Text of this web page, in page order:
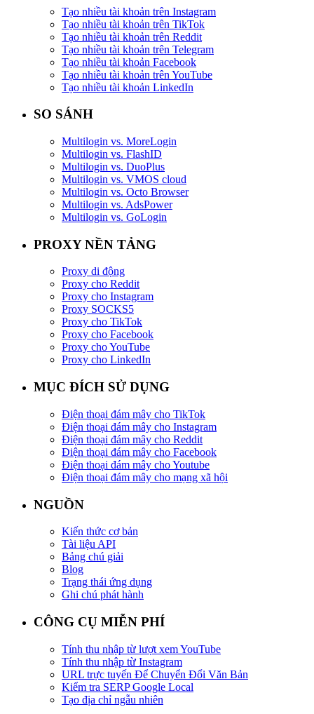
Tạo nhiều tài khoản trên Instagram
Tạo nhiều tài khoản trên TikTok
Tạo nhiều tài khoản trên Reddit
Tạo nhiều tài khoản trên Telegram
Tạo nhiều tài khoản Facebook
Tạo nhiều tài khoản trên YouTube
Tạo nhiều tài khoản LinkedIn
SO SÁNH
Multilogin vs. MoreLogin
Multilogin vs. FlashID
Multilogin vs. DuoPlus
Multilogin vs. VMOS cloud
Multilogin vs. Octo Browser
Multilogin vs. AdsPower
Multilogin vs. GoLogin
PROXY NỀN TẢNG
Proxy di động
Proxy cho Reddit
Proxy cho Instagram
Proxy SOCKS5
Proxy cho TikTok
Proxy cho Facebook
Proxy cho YouTube
Proxy cho LinkedIn
MỤC ĐÍCH SỬ DỤNG
Điện thoại đám mây cho TikTok
Điện thoại đám mây cho Instagram
Điện thoại đám mây cho Reddit
Điện thoại đám mây cho Facebook
Điện thoại đám mây cho Youtube
Điện thoại đám mây cho mạng xã hội
NGUỒN
Kiến thức cơ bản
Tài liệu API
Bảng chú giải
Blog
Trạng thái ứng dụng
Ghi chú phát hành
CÔNG CỤ MIỄN PHÍ
Tính thu nhập từ lượt xem YouTube
Tính thu nhập từ Instagram
URL trực tuyến Để Chuyển Đổi Văn Bản
Kiểm tra SERP Google Local
Tạo địa chỉ ngẫu nhiên